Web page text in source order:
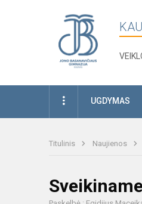
UGDYMAS
Titulinis Naujienos